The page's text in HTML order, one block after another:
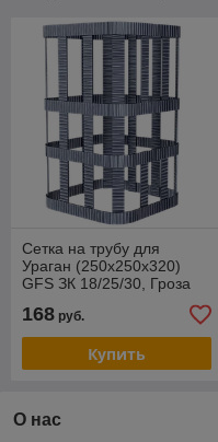
Сетка на трубу для
Ураган (250х250х320)
GFS ЗК 18/25/30, Гроза
168 руб.
Купить
О нас